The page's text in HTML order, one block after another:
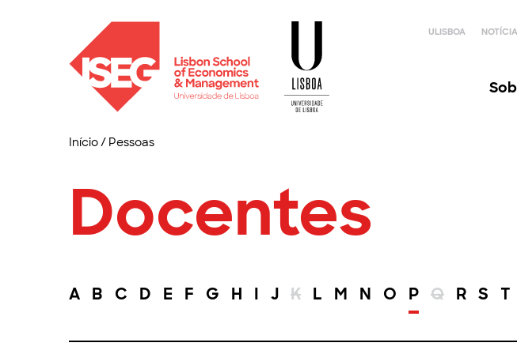
ULISBOA
Início/ Pessoas
Docentes
A B C D E F G H I J K L M N O P Q R S T